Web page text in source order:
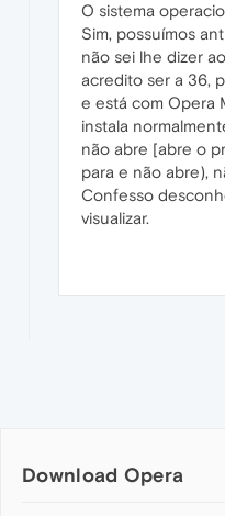
O sistema
Sim, possuímos
não sei lhe dizer
acredito ser a 36,
e está com Opera
instala
não abre [abre o
para e não abre),
Confesso
visualizar.
Download Opera